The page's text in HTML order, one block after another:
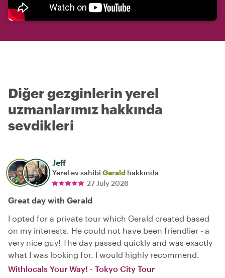
Diğer gezginlerin yerel
uzmanlarımız hakkında
sevdikleri
Jeff
Yerel ev sahibi Gerald hakkında
27 July 2026
Great day with Gerald
I opted for a private tour which Gerald created based
on my interests. He could not have been friendlier - a
very nice guy! The day passed quickly and was exactly
what I was looking for. I would highly recommend.
Withlocals Your Way! - Tokyo City Tour